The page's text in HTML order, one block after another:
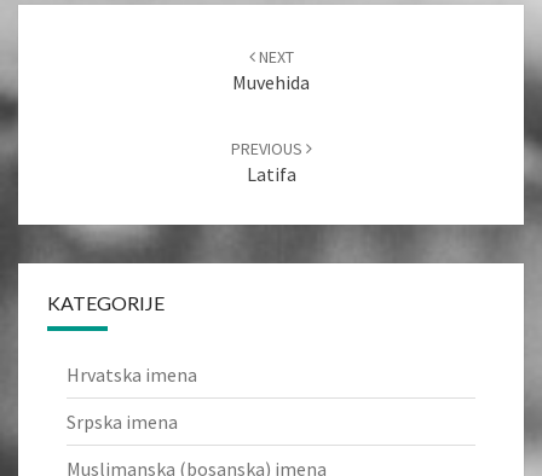
NEXT
Muvehida
PREVIOUS
Latifa
KATEGORIJE
Hrvatska imena
Srpska imena
Muslimanska (bosanska) imena